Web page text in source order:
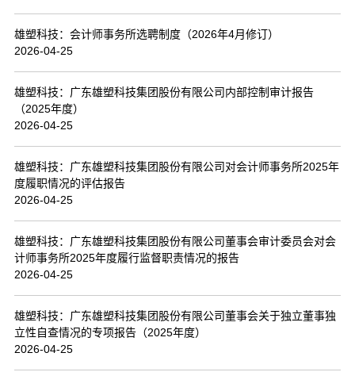
雄塑科技：会计师事务所选聘制度（2026年4月修订）
2026-04-25
雄塑科技：广东雄塑科技集团股份有限公司内部控制审计报告
（2025年度）
2026-04-25
雄塑科技：广东雄塑科技集团股份有限公司对会计师事务所2025年
度履职情况的评估报告
2026-04-25
雄塑科技：广东雄塑科技集团股份有限公司董事会审计委员会对会
计师事务所2025年度履行监督职责情况的报告
2026-04-25
雄塑科技：广东雄塑科技集团股份有限公司董事会关于独立董事独
立性自查情况的专项报告（2025年度）
2026-04-25